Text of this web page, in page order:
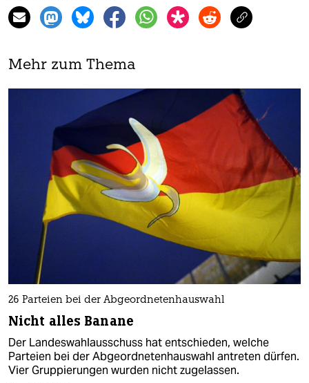
Mehr zum Thema
26 Parteien bei der Abgeordnetenhauswahl
Nicht alles Banane
Der Landeswahlausschuss hat entschieden, welche
Parteien bei der Abgeordnetenhauswahl antreten dürfen.
Vier Gruppierungen wurden nicht zugelassen.